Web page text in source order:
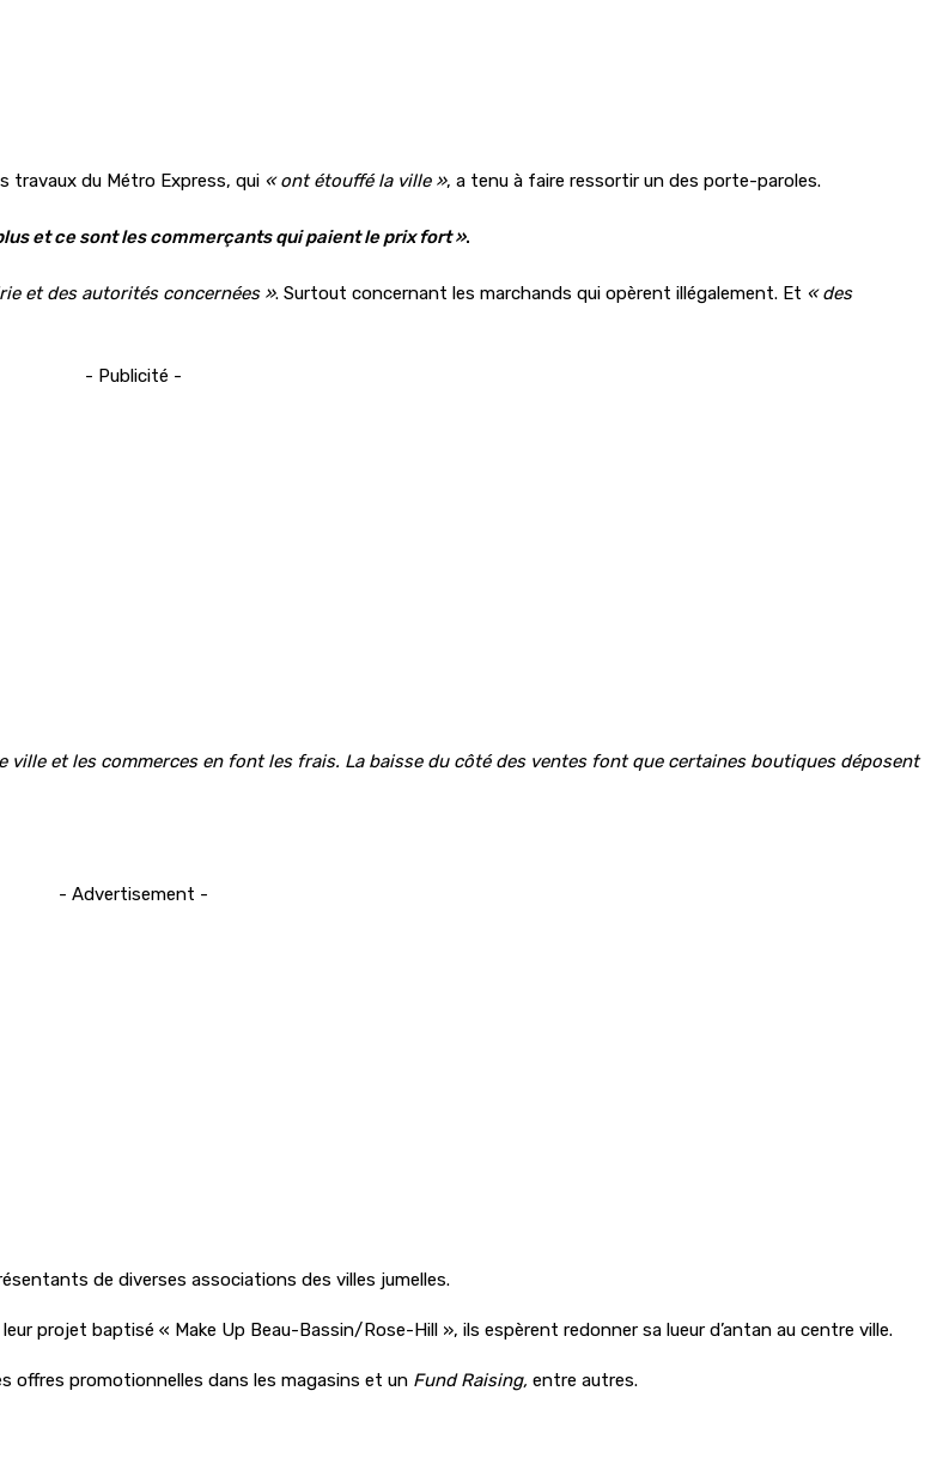
travaux du Métro Express, qui « ont étouffé la ville », a tenu à faire ressortir un des porte-paroles.
et ce sont les commerçants qui paient le prix fort ».
et des autorités concernées ». Surtout concernant les marchands qui opèrent illégalement. Et « des
- Publicité -
et les commerces en font les frais. La baisse du côté des ventes font que certaines boutiques déposent
- Advertisement -
de diverses associations des villes jumelles.
projet baptisé « Make Up Beau-Bassin/Rose-Hill », ils espèrent redonner sa lueur d’antan au centre ville.
offres promotionnelles dans les magasins et un Fund Raising, entre autres.